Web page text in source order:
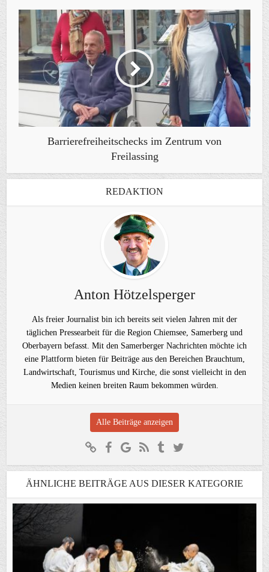
Barrierefreiheitschecks im Zentrum von
Freilassing
REDAKTION
Anton Hötzelsperger
Als freier Journalist bin ich bereits seit vielen Jahren mit der
täglichen Pressearbeit für die Region Chiemsee, Samerberg und
Oberbayern befasst. Mit den Samerberger Nachrichten möchte ich
eine Plattform bieten für Beiträge aus den Bereichen Brauchtum,
Landwirtschaft, Tourismus und Kirche, die sonst vielleicht in den
Medien keinen breiten Raum bekommen würden.
Alle Beiträge anzeigen
ÄHNLICHE BEITRÄGE AUS DIESER KATEGORIE